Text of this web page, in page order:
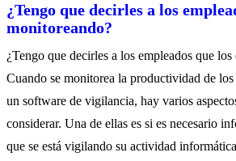
¿Tengo que decirles a los
monitoreando?
¿Tengo que decirles a los empleados que
Cuando se monitorea la productividad de los
un software de vigilancia, hay varios
considerar. Una de ellas es si es necesario
que se está vigilando su actividad